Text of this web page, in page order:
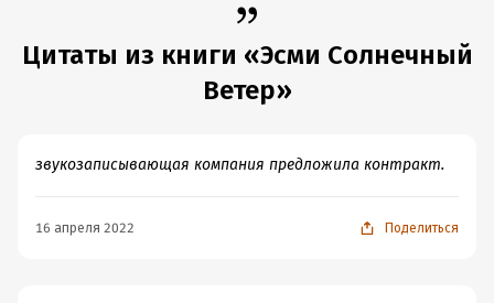
Цитаты из книги «Эсми Солнечный
Ветер»
звукозаписывающая компания предложила контракт.
16 апреля 2022 Поделиться